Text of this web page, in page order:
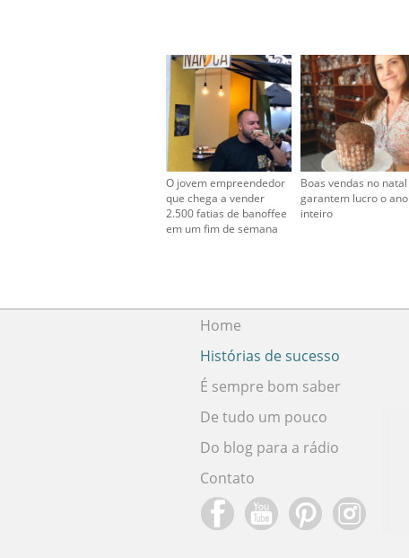
O jovem empreendedor
que chega a vender
2.500 fatias de banoffee
em um fim de semana
Boas vendas no natal
garantem lucro o ano
inteiro
Home
Histórias de sucesso
É sempre bom saber
De tudo um pouco
Do blog para a rádio
Contato